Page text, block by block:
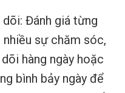
Đánh giá từng
sự chăm sóc,
hàng ngày hoặc
bình bảy ngày để